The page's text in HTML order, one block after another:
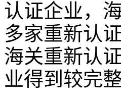
认证企业，
多家重新认
海关重新认
业得到较完